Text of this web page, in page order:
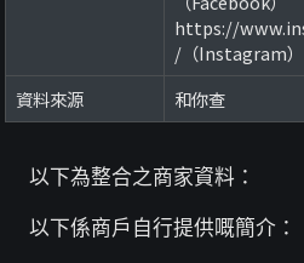
https://
/（Instagram）
資料來源
和你查
以下為整合之商家資料：
以下係商戶自行提供嘅簡介：